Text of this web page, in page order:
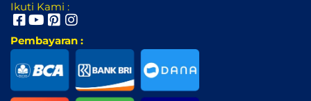
Ikuti Kami :
Pembayaran :